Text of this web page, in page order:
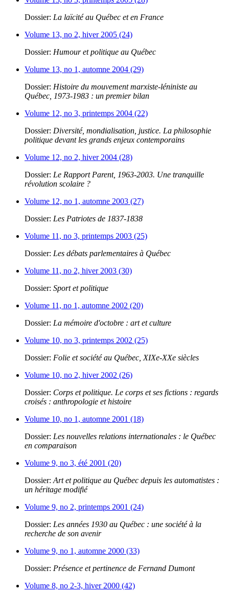
Dossier: La laïcité au Québec et en France
Volume 13, no 2, hiver 2005 (24)
Dossier: Humour et politique au Québec
Volume 13, no 1, automne 2004 (29)
Dossier: Histoire du mouvement marxiste-léniniste au
Québec, 1973-1983 : un premier bilan
Volume 12, no 3, printemps 2004 (22)
Dossier: Diversité, mondialisation, justice. La philosophie
politique devant les grands enjeux contemporains
Volume 12, no 2, hiver 2004 (28)
Dossier: Le Rapport Parent, 1963-2003. Une tranquille
révolution scolaire ?
Volume 12, no 1, automne 2003 (27)
Dossier: Les Patriotes de 1837-1838
Volume 11, no 3, printemps 2003 (25)
Dossier: Les débats parlementaires à Québec
Volume 11, no 2, hiver 2003 (30)
Dossier: Sport et politique
Volume 11, no 1, automne 2002 (20)
Dossier: La mémoire d'octobre : art et culture
Volume 10, no 3, printemps 2002 (25)
Dossier: Folie et société au Québec, XIXe-XXe siècles
Volume 10, no 2, hiver 2002 (26)
Dossier: Corps et politique. Le corps et ses fictions : regards
croisés : anthropologie et histoire
Volume 10, no 1, automne 2001 (18)
Dossier: Les nouvelles relations internationales : le Québec
en comparaison
Volume 9, no 3, été 2001 (20)
Dossier: Art et politique au Québec depuis les automatistes :
un héritage modifié
Volume 9, no 2, printemps 2001 (24)
Dossier: Les années 1930 au Québec : une société à la
recherche de son avenir
Volume 9, no 1, automne 2000 (33)
Dossier: Présence et pertinence de Fernand Dumont
Volume 8, no 2-3, hiver 2000 (42)